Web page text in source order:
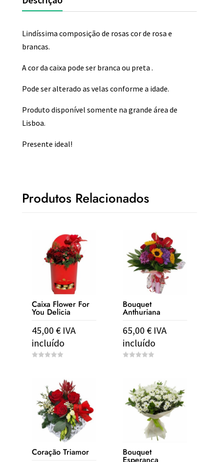
Lindíssima composição de rosas cor de rosa e
brancas.
A cor da caixa pode ser branca ou preta .
Pode ser alterado as velas conforme a idade.
Produto disponível somente na grande área de
Lisboa.
Presente ideal!
Produtos Relacionados
Caixa Flower For
You Delicia
45,00 € IVA
incluído
Bouquet
Anthuriana
65,00€ IVA
incluído
Coração Triamor Bouquet